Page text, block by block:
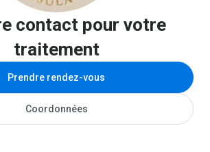
chute de cheveux, cicatrices,
rajeunissement, acné
intime(gynecologique): sécheresse
infections),relachement
contact pour votre
traitement
Prendre rendez-vous
Coordonnées